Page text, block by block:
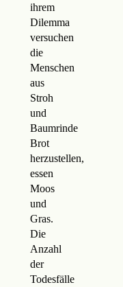
ihrem
Dilemma
versuchen
die
Menschen
aus
Stroh
und
Baumrinde
Brot
herzustellen,
essen
Moos
und
Gras.
Die
Anzahl
der
Todesfälle